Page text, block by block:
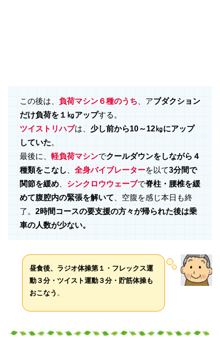
この後は、 負荷マシン６種のうち、アブダクション
だけ負荷を１㎏アップする。
ツイストリハブは、 少し前から10～12㎏にアップ
していた。
最後に、 軽負荷マシンでクールダウンをしながら４
種類をこなし 、 全身バイブレーターを以て3分間で
関節を緩め、 シンクロウウェーブで脊柱・腰椎を緩
めて腹腔内の緊張を解いて、空腹を感じ本日も終
了。 2時間コースの要支援の方々が帰られた後は乗
車の人数が少ない。
昼食後、ラジオ体操第１・フレックス運
動３分・ツイスト運動３分・貯筋体操も
おこなう 。